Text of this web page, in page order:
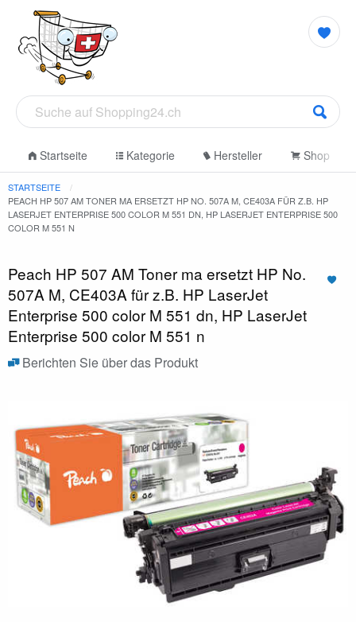
Startseite Kategorie Hersteller Shop
STARTSEITE
PEACH HP 507 AM TONER MA ERSETZT HP NO. 507A M, CE403A FÜR Z.B. HP
LASERJET ENTERPRISE 500 COLOR M 551 DN, HP LASERJET ENTERPRISE 500
COLOR M 551 N
Peach HP 507 AM Toner ma ersetzt HP No.
507A M, CE403A für z.B. HP LaserJet
Enterprise 500 color M 551 dn, HP LaserJet
Enterprise 500 color M 551 n
Berichten Sie über das Produkt